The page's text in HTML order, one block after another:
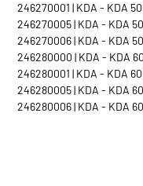
246270001 | KDA - KDA
246270005 | KDA - KDA
246270006 | KDA - KDA
246280000 | KDA - KDA
246280001 | KDA - KDA
246280005 | KDA - KDA
246280006 | KDA - KDA